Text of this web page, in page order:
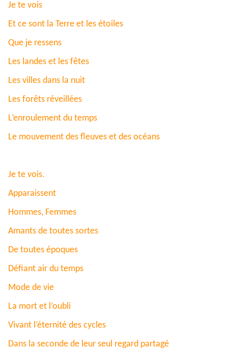
Je te vois
Et ce sont la Terre et les étoiles
Que je ressens
Les landes et les fêtes
Les villes dans la nuit
Les forêts réveillées
L’enroulement du temps
Le mouvement des fleuves et des océans
Je te vois.
Apparaissent
Hommes, Femmes
Amants de toutes sortes
De toutes époques
Défiant air du temps
Mode de vie
La mort et l’oubli
Vivant l’éternité des cycles
Dans la seconde de leur seul regard partagé